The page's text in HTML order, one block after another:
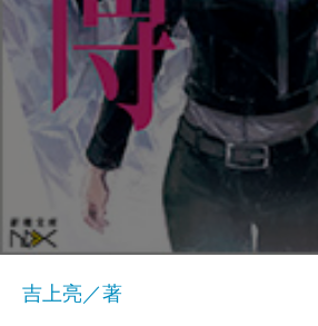
吉上亮／著